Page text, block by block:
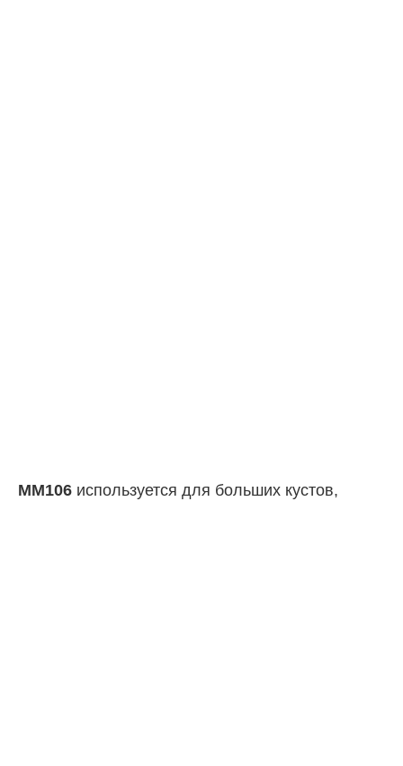
MM106 используется для больших кустов,